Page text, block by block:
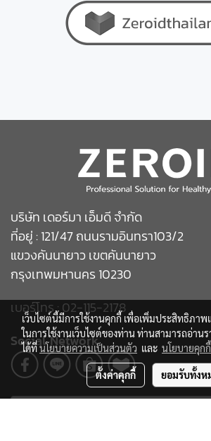
บริษัท เดอร์มา เอ็มดี จำกัด
ที่อยู่ : 121/47 ถนนรามอินทรา103/2
แขวงคันนายาว เขตคันนายาว
กรุงเทพมหานคร 10230
เบอร์โทร : 02-115-2178
Social Network
เว็บไซต์นี้มีการใช้งานคุกกี้ เพื่อเพิ่มประสิทธิภา
ในการใช้งานเว็บไซต์ของท่าน ท่านสามารถอ่าน
ได้ที่นโยบายความเป็นส่วนตัว และ นโยบายคุกกี้
ตั้งค่าคุกกี้ ยอมรับทั้งห